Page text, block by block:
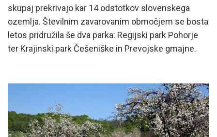
skupaj prekrivajo kar 14 odstotkov slovenskega
ozemlja. Številnim zavarovanim območjem se bosta
letos pridružila še dva parka: Regijski park Pohorje
ter Krajinski park Češeniške in Prevojske gmajne.